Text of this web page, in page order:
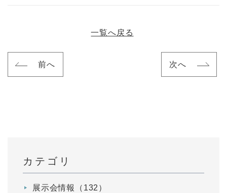
前へ
一覧へ戻る
次へ
カテゴリ
展示会情報（132）